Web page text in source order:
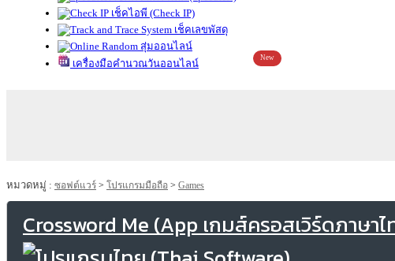
เช็คไอพี (Check IP)
เช็คเลขพัสดุ
สุ่มออนไลน์
เครื่องมือคำนวณวันออนไลน์
New
หมวดหมู่ : ซอฟต์แวร์ > โปรแกรมมือถือ > Games
Crossword Me (App เกมส์ครอสเวิร์ดภาษา